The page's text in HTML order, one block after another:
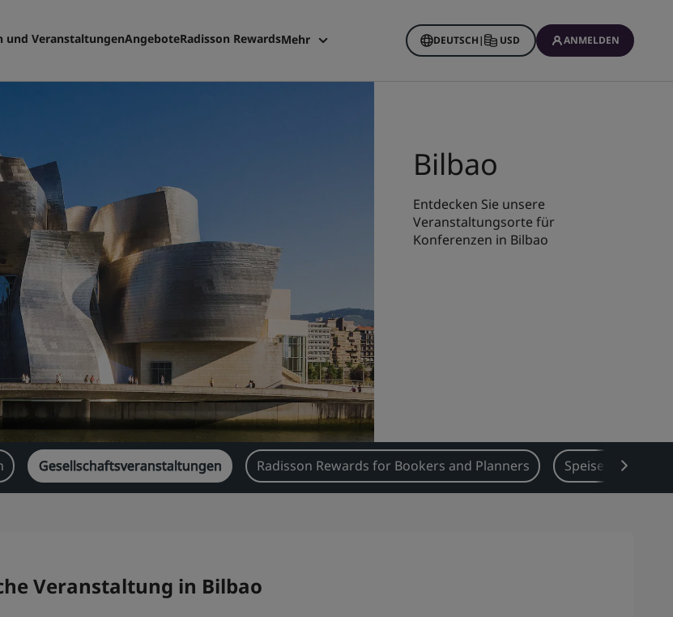
und VeranstaltungenAngeboteRadisson RewardsMehr
Meine Buchungen
DEUTSCH| USD ANMELDEN
Bilbao
Entdecken Sie unsere
Veranstaltungsorte für
Konferenzen in Bilbao
Gesellschaftsveranstaltungen Radisson Rewards for Bookers and Planners Speisen &
Veranstaltung in Bilbao